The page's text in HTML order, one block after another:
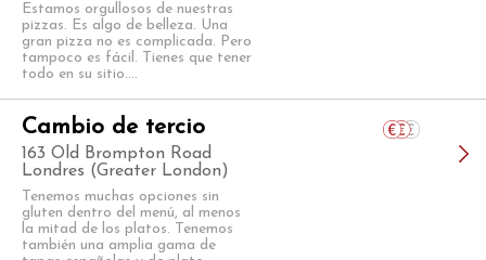
Estamos orgullosos de nuestras
pizzas. Es algo de belleza. Una
gran pizza no es complicada. Pero
tampoco es fácil. Tienes que tener
todo en su sitio....
Cambio de tercio
163 Old Brompton Road
Londres (Greater London)
Tenemos muchas opciones sin
gluten dentro del menú, al menos
la mitad de los platos. Tenemos
también una amplia gama de